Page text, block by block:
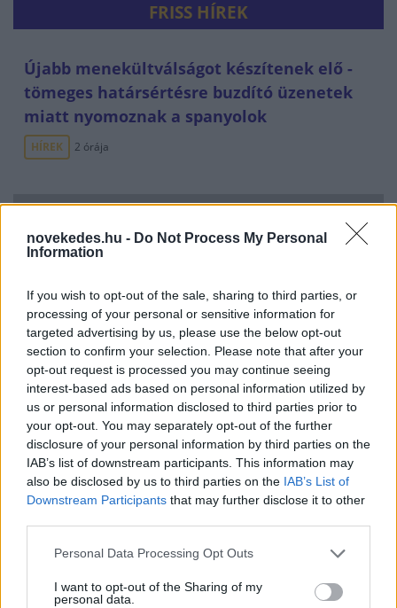
novekedes.hu - Do Not Process My Personal
Information
If you wish to opt-out of the sale, sharing to third parties, or
processing of your personal or sensitive information for
targeted advertising by us, please use the below opt-out
section to confirm your selection. Please note that after your
opt-out request is processed you may continue seeing
interest-based ads based on personal information utilized by
us or personal information disclosed to third parties prior to
your opt-out. You may separately opt-out of the further
disclosure of your personal information by third parties on the
IAB’s list of downstream participants. This information may
also be disclosed by us to third parties on the IAB’s List of
Downstream Participants that may further disclose it to other
Please note that this website/app uses one or more Google
not limited to your visit or usage behaviour. You may click to
grant or deny consent to Google and its third-party tags to
Personal Data Processing Opt Outs
I want to opt-out of the Sharing of my
personal data.
FRISS HÍREK
Újabb menekültválságot készítenek elő -
tömeges határsértésre buzdító üzenetek
miatt nyomoznak a spanyolok
HÍREK 2 órája
Utalvány formájában, novemberben érkezik
az iskolakezdési támogatás második fele
HÍREK 2 órája
Orosz olajfinomítókra csaptak le az
ukránok, nem késett a válasz